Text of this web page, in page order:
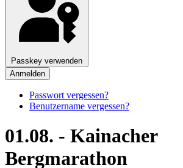
Passkey verwenden
Anmelden
Passwort vergessen?
Benutzername vergessen?
01.08. - Kainacher
Bergmarathon